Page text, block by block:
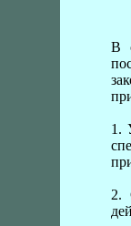
В
1.
2.